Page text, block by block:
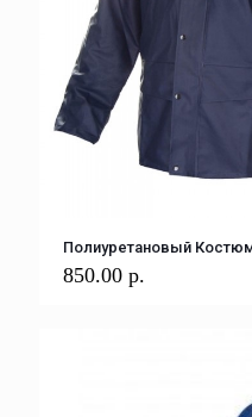
Полиуретановый
850.00 р.